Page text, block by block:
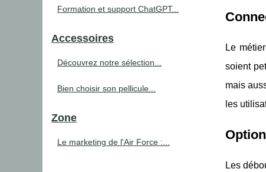
Le
soient
mais
les
Les
Formation et support ChatGPT...
Accessoires
Découvrez notre sélection...
Bien choisir son pellicule...
Zone
Le marketing de l'Air Force :...